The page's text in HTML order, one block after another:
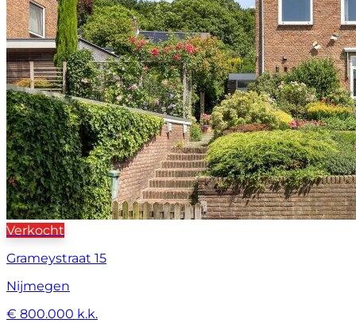
Verkocht
Grameystraat 15
Nijmegen
€ 800.000 k.k.